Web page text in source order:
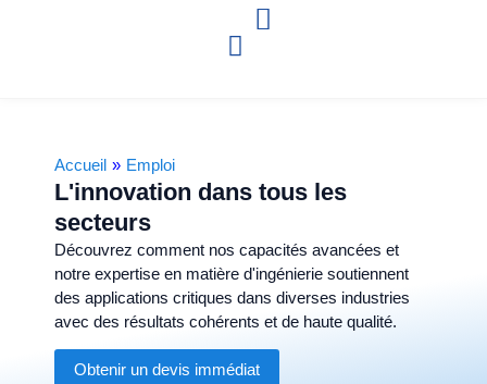
Accueil » Emploi
L'innovation dans tous les
secteurs
Découvrez comment nos capacités avancées et
notre expertise en matière d'ingénierie soutiennent
des applications critiques dans diverses industries
avec des résultats cohérents et de haute qualité.
Obtenir un devis immédiat